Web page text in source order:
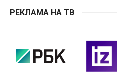
РЕКЛАМА НА ТВ